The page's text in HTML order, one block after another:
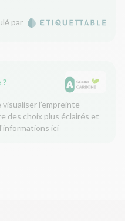
par
?
l’empreinte
des choix plus éclairés et
ici